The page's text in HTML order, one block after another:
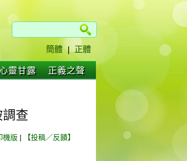
簡體 | 正體
心靈甘露 正義之聲
查
機版 | 【投稿／反饋】